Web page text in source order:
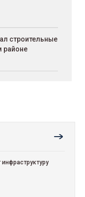
строительные
районе